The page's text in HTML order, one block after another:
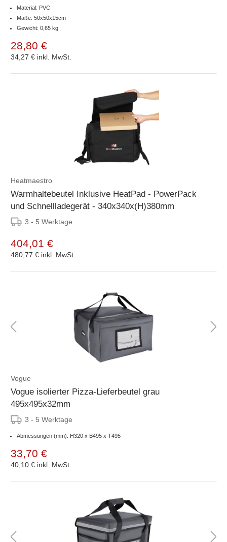
Material: PVC
Maße: 50x50x15cm
Gewicht: 0,65 kg
28,80 €
34,27 € inkl. MwSt.
Heatmaestro
Warmhaltebeutel Inklusive HeatPad - PowerPack
und Schnellladegerät - 340x340x(H)380mm
3 - 5 Werktage
404,01 €
480,77 € inkl. MwSt.
Vogue
Vogue isolierter Pizza-Lieferbeutel grau
495x495x32mm
3 - 5 Werktage
Abmessungen (mm): H320 x B495 x T495
33,70 €
40,10 € inkl. MwSt.